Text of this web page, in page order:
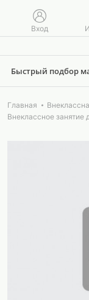
Вход
Быстрый подбор
Главная
Внеклассное занятие